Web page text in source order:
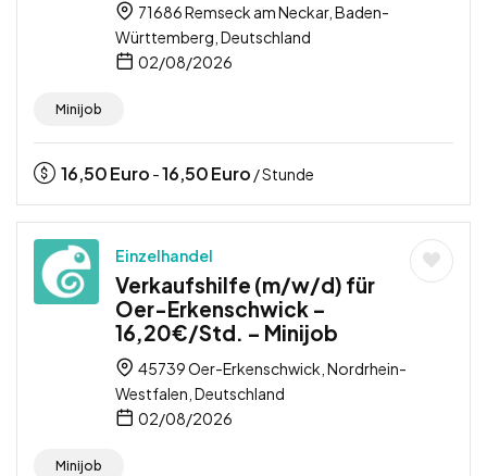
71686 Remseck am Neckar, Baden-
Württemberg, Deutschland
02/08/2026
Minijob
16,50Euro -16,50Euro / Stunde
Einzelhandel
Verkaufshilfe (m/w/d) für
Oer-Erkenschwick –
16,20€/Std. – Minijob
45739 Oer-Erkenschwick, Nordrhein-
Westfalen, Deutschland
02/08/2026
Minijob